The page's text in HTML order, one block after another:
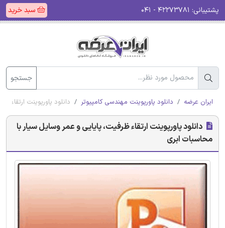
پشتیبانی: سبد خرید
جستجو
ایران عرضه دانلود پاورپوینت مهندسی کامپیوتر دانلود پاورپوینت ارتقاء
دانلود پاورپوینت ارتقاء ظرفیت، پایایی و عمر وسایل سیار با
محاسبات ابری